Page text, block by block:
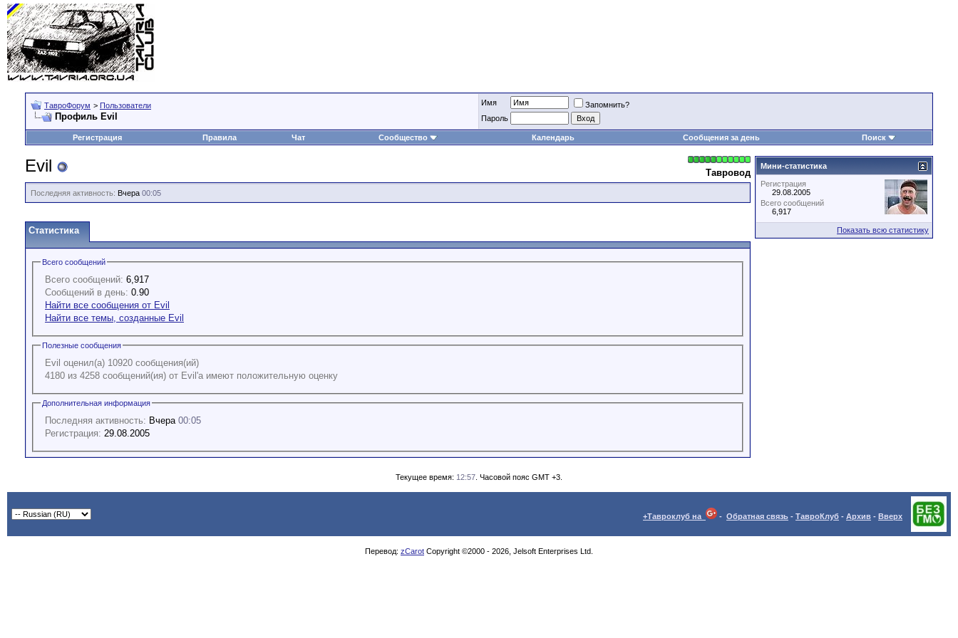
ТавроФорум > Пользователи
Профиль Evil
Имя
Запомнить?
Пароль
Регистрация Правила Чат Сообщество Календарь Сообщения за день Поиск
Тавровод
Evil
Последняя активность: Вчера 00:05
Статистика
Всего сообщений
Всего сообщений: 6,917
Сообщений в день: 0.90
Найти все сообщения от Evil
Найти все темы, созданные Evil
Полезные сообщения
Evil оценил(а) 10920 сообщения(ий)
4180 из 4258 сообщений(ия) от Evil'а имеют положительную оценку
Дополнительная информация
Последняя активность: Вчера 00:05
Регистрация: 29.08.2005
Мини-статистика
Регистрация
29.08.2005
Всего сообщений
6,917
Показать всю статистику
Текущее время: 12:57 . Часовой пояс GMT +3.
+Тавроклуб на - Обратная связь - ТавроКлуб - Архив - Вверх
Перевод: zCarot Copyright ©2000 - 2026, Jelsoft Enterprises Ltd.